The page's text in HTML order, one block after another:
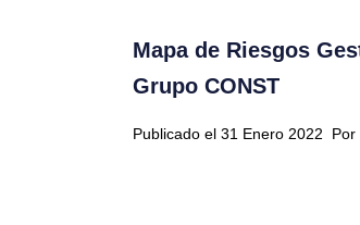
Mapa de Riesgos
Grupo CONST
Publicado el 31 Enero 2022 Por